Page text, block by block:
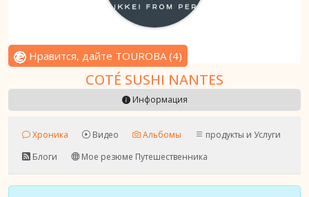
Нравится, дайте TOUROBA(4)
COTÉ SUSHI NANTES
Информация
Хроника Видео Альбомы
продукты и Услуги
Блоги
Мое резюме Путешественника